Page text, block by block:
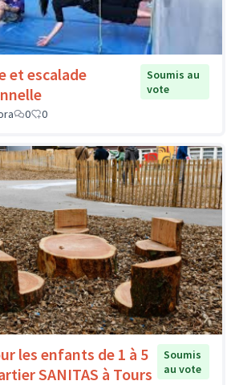
et escalade
Soumis au
vote
0 0
les enfants de 1 à 5
SANITAS à Tours
Soumis
au vote